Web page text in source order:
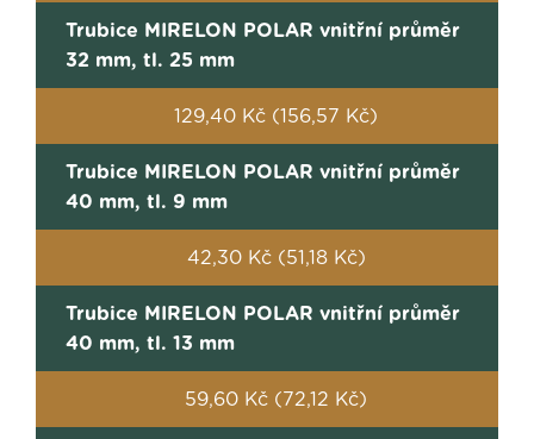
Trubice MIRELON POLAR vnitřní průměr
32 mm, tl. 25 mm
129,40 Kč (156,57 Kč)
Trubice MIRELON POLAR vnitřní průměr
40 mm, tl. 9 mm
42,30 Kč (51,18 Kč)
Trubice MIRELON POLAR vnitřní průměr
40 mm, tl. 13 mm
59,60 Kč (72,12 Kč)